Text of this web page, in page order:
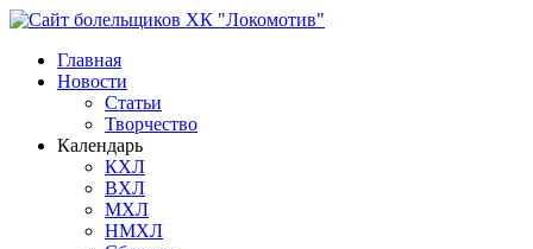
Главная
Новости
Статьи
Творчество
Календарь
КХЛ
ВХЛ
МХЛ
НМХЛ